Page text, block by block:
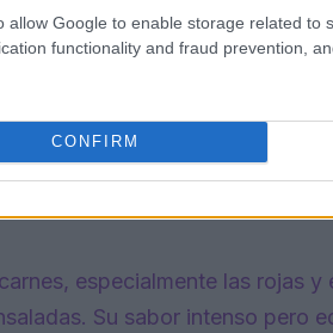
allow Google to enable storage related to
functionality and fraud prevention,
CONFIRM
especialmente las rojas y
Su sabor intenso pero